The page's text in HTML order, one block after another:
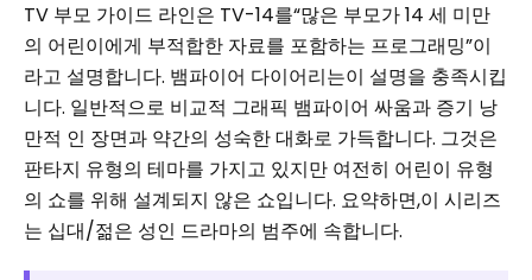
TV 부모 가이드 라인은 TV-14를“많은 부모가 14 세 미만
의 어린이에게 부적합한 자료를 포함하는 프로그래밍”이
라고 설명합니다. 뱀파이어 다이어리는이 설명을 충족시킵
니다. 일반적으로 비교적 그래픽 뱀파이어 싸움과 증기 낭
만적 인 장면과 약간의 성숙한 대화로 가득합니다. 그것은
판타지 유형의 테마를 가지고 있지만 여전히 어린이 유형
의 쇼를 위해 설계되지 않은 쇼입니다. 요약하면,이 시리즈
는 십대/젊은 성인 드라마의 범주에 속합니다.